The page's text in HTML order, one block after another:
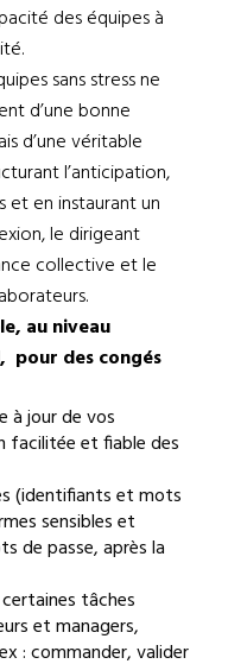
des équipes à
sans stress ne
d’une bonne
d’une véritable
l’anticipation,
et en instaurant un
le dirigeant
collective et le
au niveau
pour des congés
à jour de vos
facilitée et fiable des
(identifiants et mots
sensibles et
de passe, après la
tâches
et managers,
: commander, valider